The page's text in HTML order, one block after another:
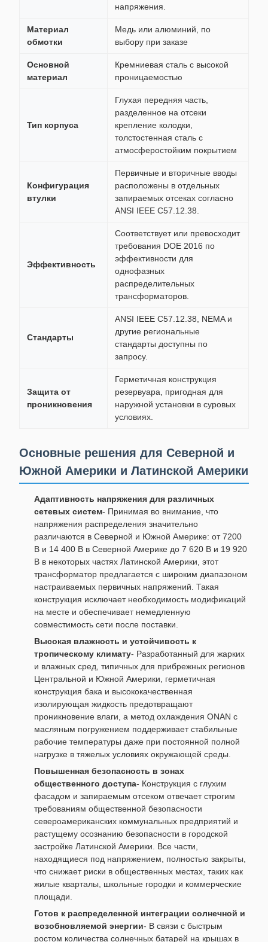
напряжения.
Материал
обмотки
Медь или алюминий, по
выбору при заказе
Основной
материал
Кремниевая сталь с высокой
проницаемостью
Тип корпуса
Глухая передняя часть,
разделенное на отсеки
крепление колодки,
толстостенная сталь с
атмосферостойким покрытием
Конфигурация
втулки
Первичные и вторичные вводы
расположены в отдельных
запираемых отсеках согласно
ANSI IEEE C57.12.38.
Эффективность
Соответствует или превосходит
требования DOE 2016 по
эффективности для
однофазных
распределительных
трансформаторов.
Стандарты
ANSI IEEE C57.12.38, NEMA и
другие региональные
стандарты доступны по
запросу.
Защита от
проникновения
Герметичная конструкция
резервуара, пригодная для
наружной установки в суровых
условиях.
Основные решения для Северной и
Южной Америки и Латинской Америки
Адаптивность напряжения для различных
сетевых систем- Принимая во внимание, что
напряжения распределения значительно
различаются в Северной и Южной Америке: от 7200
В и 14 400 В в Северной Америке до 7 620 В и 19 920
В в некоторых частях Латинской Америки, этот
трансформатор предлагается с широким диапазоном
настраиваемых первичных напряжений. Такая
конструкция исключает необходимость модификаций
на месте и обеспечивает немедленную
совместимость сети после поставки.
Высокая влажность и устойчивость к
тропическому климату- Разработанный для жарких
и влажных сред, типичных для прибрежных регионов
Центральной и Южной Америки, герметичная
конструкция бака и высококачественная
изолирующая жидкость предотвращают
проникновение влаги, а метод охлаждения ONAN с
масляным погружением поддерживает стабильные
рабочие температуры даже при постоянной полной
нагрузке в тяжелых условиях окружающей среды.
Повышенная безопасность в зонах
общественного доступа- Конструкция с глухим
фасадом и запираемым отсеком отвечает строгим
требованиям общественной безопасности
североамериканских коммунальных предприятий и
растущему осознанию безопасности в городской
застройке Латинской Америки. Все части,
находящиеся под напряжением, полностью закрыты,
что снижает риски в общественных местах, таких как
жилые кварталы, школьные городки и коммерческие
площади.
Готов к распределенной интеграции солнечной и
возобновляемой энергии- В связи с быстрым
ростом количества солнечных батарей на крышах в